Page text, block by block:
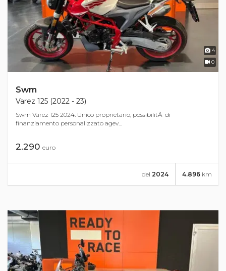
4
0
Swm
Varez 125 (2022 - 23)
Swm Varez 125 2024. Unico proprietario, possibilitÃ di
finanziamento personalizzato agev...
2.290 euro
4.896 km
del 2024